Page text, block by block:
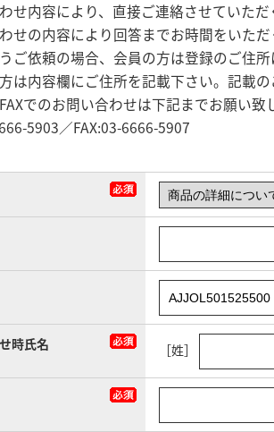
せ内容により、直接ご連絡させていた
せの内容により回答までお時間をいた
ご依頼の場合、会員の方は登録のご住
は内容欄にご住所を記載下さい。記載
でのお問い合わせは下記までお願い致
5903／FAX:03-6666-5907
時氏名 ［姓］